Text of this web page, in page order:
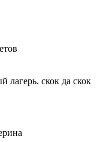
лагерь. скок да скок